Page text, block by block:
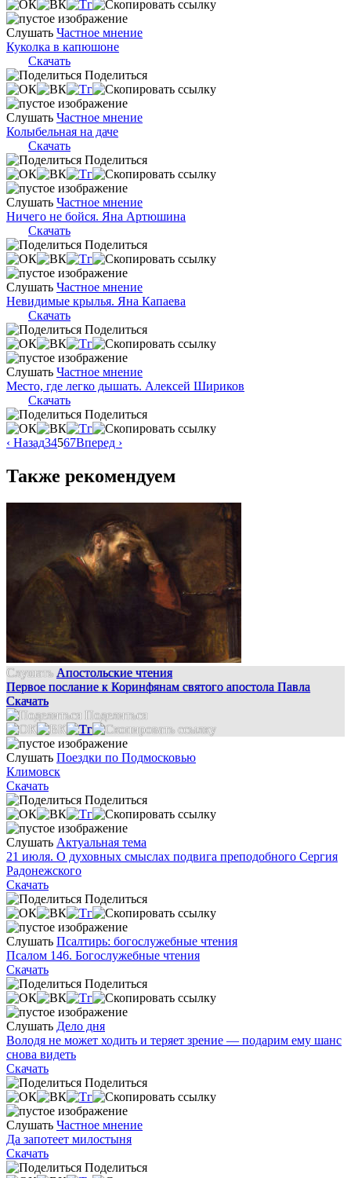
Слушать Частное мнение
Куколка в капюшоне
Скачать
Поделиться
Слушать Частное мнение
Колыбельная на даче
Скачать
Поделиться
Слушать Частное мнение
Ничего не бойся. Яна Артюшина
Скачать
Поделиться
Слушать Частное мнение
Невидимые крылья. Яна Капаева
Скачать
Поделиться
Слушать Частное мнение
Место, где легко дышать. Алексей Шириков
Скачать
Поделиться
‹ Назад34567Вперед ›
Также рекомендуем
Слушать Апостольские чтения
Первое послание к Коринфянам святого апостола Павла
Скачать
Поделиться
Слушать Поездки по Подмосковью
Климовск
Скачать
Поделиться
Слушать Актуальная тема
21 июля. О духовных смыслах подвига преподобного Сергия
Радонежского
Скачать
Поделиться
Слушать Псалтирь: богослужебные чтения
Псалом 146. Богослужебные чтения
Скачать
Поделиться
Слушать Дело дня
Володя не может ходить и теряет зрение — подарим ему шанс
снова видеть
Скачать
Поделиться
Слушать Частное мнение
Да запотеет милостыня
Скачать
Поделиться